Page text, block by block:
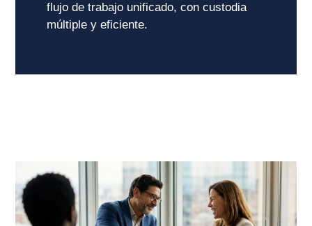
flujo de trabajo unificado, con custodia
múltiple y eficiente.